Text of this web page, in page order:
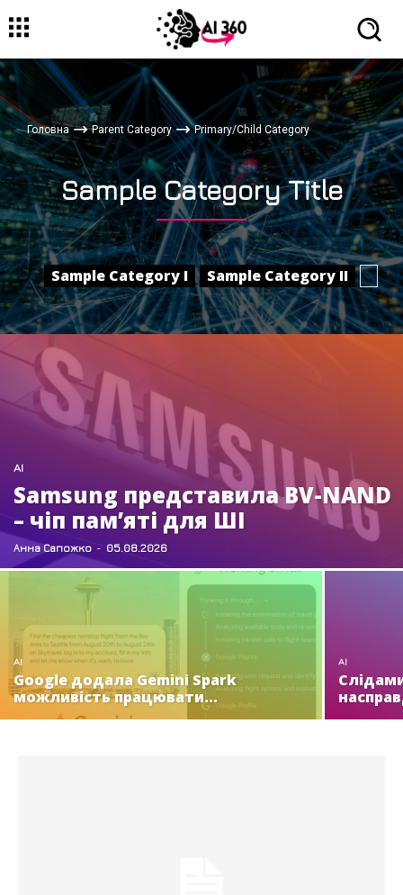
Головна Parent Category Primary/Child Category
Sample Category Title
Sample Category I Sample Category II
AI
Samsung представила BV-NAND
– чіп пам’яті для ШІ
Анна Сапожко - 05.08.2026
AI
Google додала Gemini Spark
можливість працювати...
AI